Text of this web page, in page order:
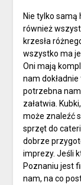
Nie tylko
również
krzesła
wszystko ma
Oni mają
nam
potrzebna
załatwia.
może znaleźć
sprzęt do
dobrze
imprezy. Jeśli
Poznaniu jest
nam, na co